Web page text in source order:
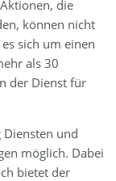
die
können nicht
sich um einen
als 30
der Dienst für
Diensten und
möglich. Dabei
bietet der